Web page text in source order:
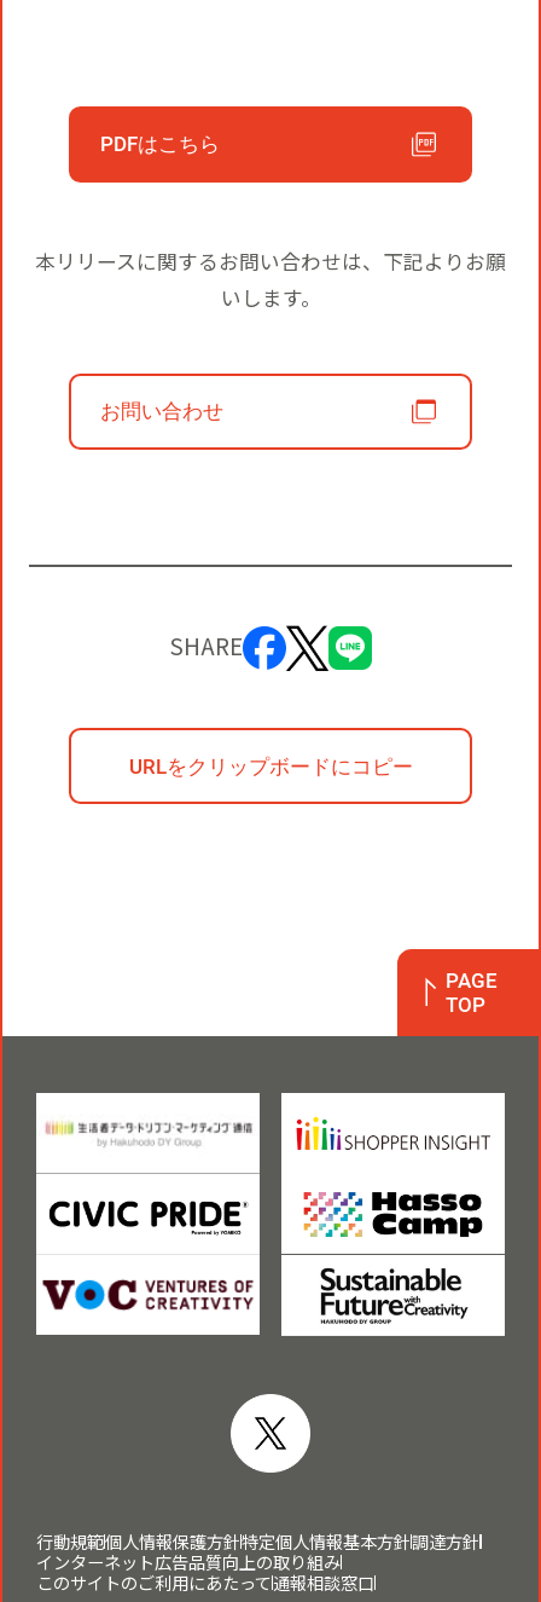
メディアビジネス
グループ会社
PDFはこちら
本リリースに関するお問い合わせは、下記よりお願
いします。
お問い合わせ
SHARE
URLをクリップボードにコピー
PAGE
TOP
行動規範個人情報保護方針特定個人情報基本方針調達方針
インターネット広告品質向上の取り組み
このサイトのご利用にあたって通報相談窓口